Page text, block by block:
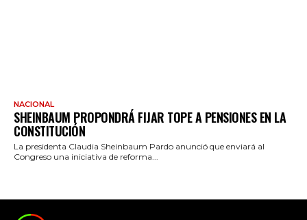
NACIONAL
SHEINBAUM PROPONDRÁ FIJAR TOPE A PENSIONES EN LA
CONSTITUCIÓN
La presidenta Claudia Sheinbaum Pardo anunció que enviará al
Congreso una iniciativa de reforma...